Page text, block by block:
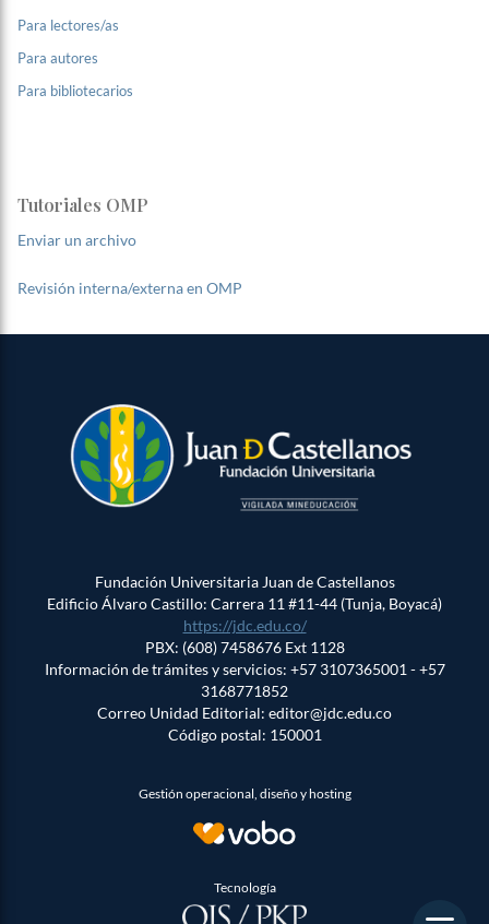
Para lectores/as
Para autores
Para bibliotecarios
Tutoriales OMP
Enviar un archivo
Revisión interna/externa en OMP
Fundación Universitaria Juan de Castellanos
Edificio Álvaro Castillo: Carrera 11 #11-44 (Tunja, Boyacá)
https://jdc.edu.co/
PBX: (608) 7458676 Ext 1128
Información de trámites y servicios: +57 3107365001 - +57
3168771852
Correo Unidad Editorial: editor@jdc.edu.co
Código postal: 150001
Gestión operacional, diseño y hosting
Tecnología